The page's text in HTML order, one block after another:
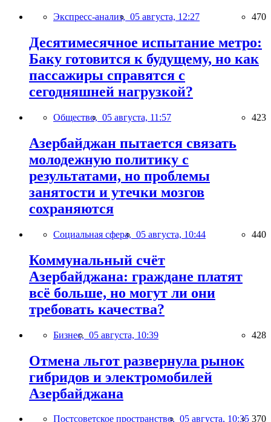
Экспресс-анализ, 05 августа, 12:27 470
Десятимесячное испытание метро:
Баку готовится к будущему, но как
пассажиры справятся с
сегодняшней нагрузкой?
Общество, 05 августа, 11:57 423
Азербайджан пытается связать
молодежную политику с
результатами, но проблемы
занятости и утечки мозгов
сохраняются
Социальная сфера, 05 августа, 10:44 440
Коммунальный счёт
Азербайджана: граждане платят
всё больше, но могут ли они
требовать качества?
Бизнес, 05 августа, 10:39 428
Отмена льгот развернула рынок
гибридов и электромобилей
Азербайджана
Постсоветское пространство, 05 августа, 10:35 370